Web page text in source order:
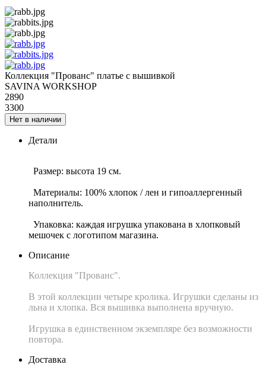
Коллекция "Прованс" платье с вышивкой
SAVINA WORKSHOP
2890
3300
Нет в наличии
Детали
Размер: высота 19 см.
Материалы: 100% хлопок / лен и гипоаллергенный
наполнитель.
Упаковка: каждая игрушка упакована в хлопковый
мешочек с логотипом магазина.
Описание
Коллекция "Прованс".
В этой коллекции четыре кролика. Игрушки сделаны из
льна и хлопка. Вся вышивка выполнена вручную.
Игрушка в единственном экземпляре без возможности
повтора.
Доставка